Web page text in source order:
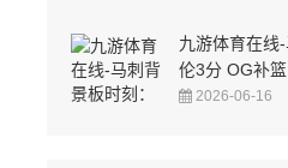
九游体育在线
伦3分 OG补
2026-06-16